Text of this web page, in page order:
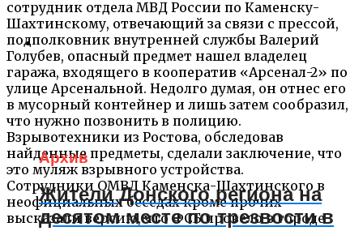
сотрудник отдела МВД России по Каменску-
Шахтинскому, отвечающий за связи с прессой,
подполковник внутренней службы Валерий
Голубев, опасный предмет нашел владелец
гаража, входящего в кооператив «Арсенал-2» по
улице Арсенальной. Недолго думая, он отнес его
в мусорный контейнер и лишь затем сообразил,
что нужно позвонить в полицию.
Взрывотехники из Ростова, обследовав
найденные предметы, сделали заключение, что
это муляж взрывного устройства.
Сотрудники ОМВД Каменска-Шахтинского в
неофициальных беседах кроме прочих
высказали версию, что ФСБ провело в городе
Архив
Жители Донского региона на
десятом месте по трезвости в